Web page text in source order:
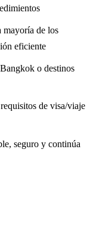
mayoría de los
eficiente
o destinos
de visa/viaje
seguro y continúa